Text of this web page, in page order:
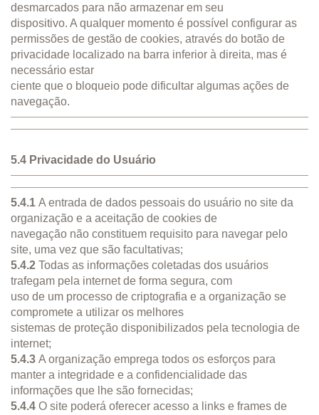
desmarcados para não armazenar em seu
dispositivo. A qualquer momento é possível configurar as
permissões de gestão de cookies, através do botão de
privacidade localizado na barra inferior à direita, mas é
necessário estar
ciente que o bloqueio pode dificultar algumas ações de
navegação.
5.4 Privacidade do Usuário
5.4.1 A entrada de dados pessoais do usuário no site da
organização e a aceitação de cookies de
navegação não constituem requisito para navegar pelo
site, uma vez que são facultativas;
5.4.2 Todas as informações coletadas dos usuários
trafegam pela internet de forma segura, com
uso de um processo de criptografia e a organização se
compromete a utilizar os melhores
sistemas de proteção disponibilizados pela tecnologia de
internet;
5.4.3 A organização emprega todos os esforços para
manter a integridade e a confidencialidade das
informações que lhe são fornecidas;
5.4.4 O site poderá oferecer acesso a links e frames de